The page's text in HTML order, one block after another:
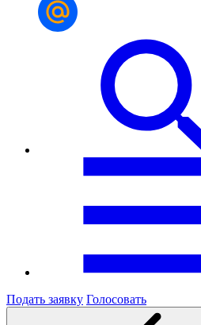
Подать заявку Голосовать